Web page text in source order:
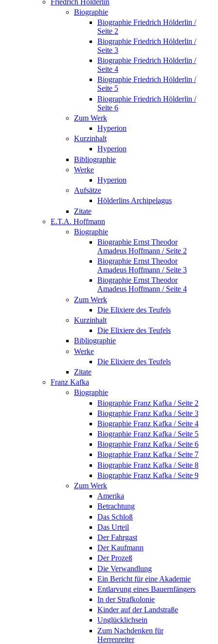
Biographie
Biographie Friedrich Hölderlin /
Seite 2
Biographie Friedrich Hölderlin /
Seite 3
Biographie Friedrich Hölderlin /
Seite 4
Biographie Friedrich Hölderlin /
Seite 5
Biographie Friedrich Hölderlin /
Seite 6
Zum Werk
Hyperion
Kurzinhalt
Hyperion
Bibliographie
Werke
Hyperion
Aufsätze
Hölderlins Archipelagus
Zitate
E.T.A. Hoffmann
Biographie
Biographie Ernst Theodor
Amadeus Hoffmann / Seite 2
Biographie Ernst Theodor
Amadeus Hoffmann / Seite 3
Biographie Ernst Theodor
Amadeus Hoffmann / Seite 4
Zum Werk
Die Elixiere des Teufels
Kurzinhalt
Die Elixiere des Teufels
Bibliographie
Werke
Die Elixiere des Teufels
Zitate
Franz Kafka
Biographie
Biographie Franz Kafka / Seite 2
Biographie Franz Kafka / Seite 3
Biographie Franz Kafka / Seite 4
Biographie Franz Kafka / Seite 5
Biographie Franz Kafka / Seite 6
Biographie Franz Kafka / Seite 7
Biographie Franz Kafka / Seite 8
Biographie Franz Kafka / Seite 9
Zum Werk
Amerika
Betrachtung
Das Schloß
Das Urteil
Der Fahrgast
Der Kaufmann
Der Prozeß
Die Verwandlung
Ein Bericht für eine Akademie
Entlarvung eines Bauernfängers
In der Strafkolonie
Kinder auf der Landstraße
Unglücklichsein
Zum Nachdenken für
Herrenreiter